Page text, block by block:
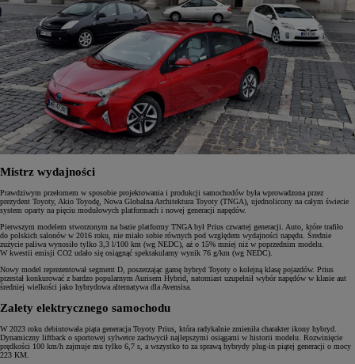
Mistrz wydajności
Prawdziwym przełomem w sposobie projektowania i produkcji samochodów była wprowadzona przez
prezydent Toyoty, Akio Toyodę, Nowa Globalna Architektura Toyoty (TNGA), ujednolicony na całym świecie
system oparty na pięciu modułowych platformach i nowej generacji napędów.
Pierwszym modelem stworzonym na bazie platformy TNGA był Prius czwartej generacji. Auto, które trafiło
do polskich salonów w 2016 roku, nie miało sobie równych pod względem wydajności napędu. Średnie
zużycie paliwa wynosiło tylko 3,3 l/100 km (wg NEDC), aż o 15% mniej niż w poprzednim modelu.
W kwestii emisji CO2 udało się osiągnąć spektakularny wynik 76 g/km (wg NEDC).
Nowy model reprezentował segment D, poszerzając gamę hybryd Toyoty o kolejną klasę pojazdów. Prius
przestał konkurować z bardzo popularnym Aurisem Hybrid, natomiast uzupełnił wybór napędów w klasie aut
średniej wielkości jako hybrydowa alternatywa dla Avensisa.
Zalety elektrycznego samochodu
W 2023 roku debiutowała piąta generacja Toyoty Prius, która radykalnie zmieniła charakter ikony hybryd.
Dynamiczny liftback o sportowej sylwetce zachwycił najlepszymi osiągami w historii modelu. Rozwinięcie
prędkości 100 km/h zajmuje mu tylko 6,7 s, a wszystko to za sprawą hybrydy plug-in piątej generacji o mocy
223 KM.